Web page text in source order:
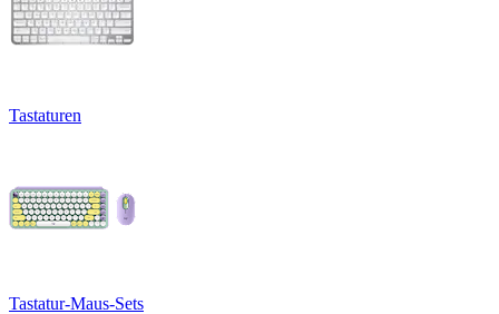
Tastaturen
Tastatur-Maus-Sets